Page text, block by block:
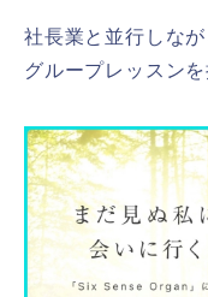
社長業と並行しな
グループレッスン